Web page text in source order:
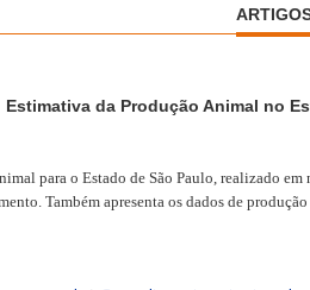
Estimativa da Produção Animal no
para o Estado de São Paulo, realizado
Também apresenta os dados de